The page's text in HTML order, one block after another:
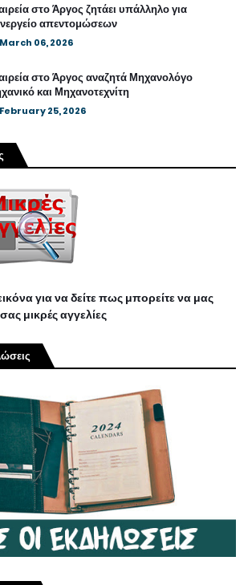
στο Άργος ζητάει υπάλληλο για
απεντομώσεων
March 06, 2026
στο Άργος αναζητά Μηχανολόγο
και Μηχανοτεχνίτη
February 25, 2026
για να δείτε πως μπορείτε να μας
σας μικρές αγγελίες